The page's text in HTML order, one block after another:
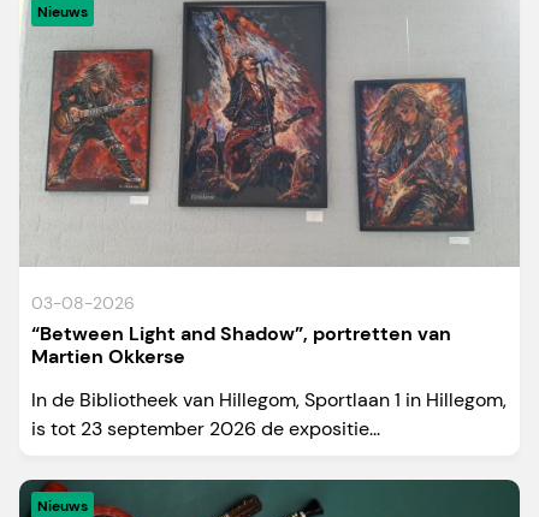
Nieuws
03-08-2026
“Between Light and Shadow”, portretten van
Martien Okkerse
In de Bibliotheek van Hillegom, Sportlaan 1 in Hillegom,
is tot 23 september 2026 de expositie...
Nieuws